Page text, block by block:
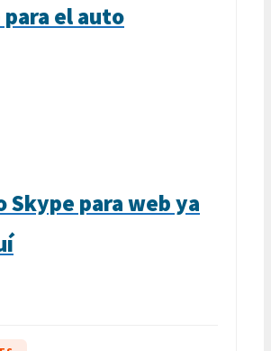
para el auto
Skype para web ya